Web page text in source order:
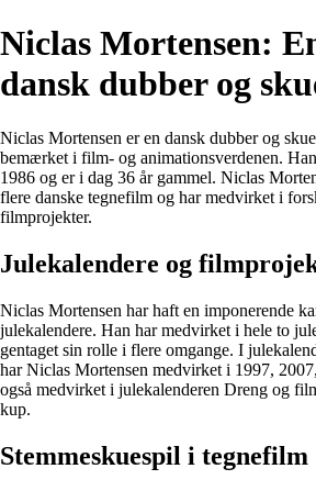
Niclas Mortensen:
dansk dubber og
Niclas Mortensen er en dansk dubber og
bemærket i film- og animationsverdenen.
1986 og er i dag 36 år gammel. Niclas
flere danske tegnefilm og har medvirket i
filmprojekter.
Julekalendere og
Niclas Mortensen har haft en imponerende
julekalendere. Han har medvirket i hele to
gentaget sin rolle i flere omgange. I
har Niclas Mortensen medvirket i 1997,
også medvirket i julekalenderen Dreng og
kup.
Stemmeskuespil i tegnefilm